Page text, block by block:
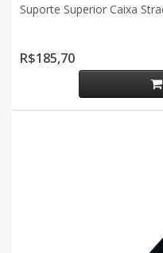
Suporte Superior Caixa
R$185,70